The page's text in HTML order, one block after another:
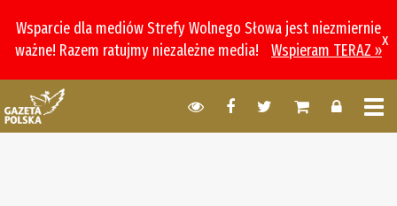
Wsparcie dla mediów Strefy Wolnego Słowa jest niezmiernie
ważne! Razem ratujmy niezależne media!
Wspieram TERAZ »
x